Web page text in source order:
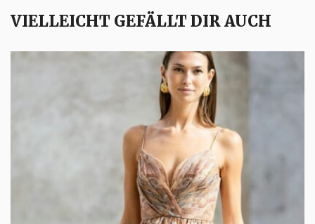
VIELLEICHT GEFÄLLT DIR AUCH